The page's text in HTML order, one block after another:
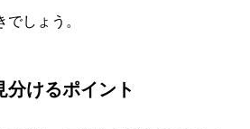
でしょう。
分けるポイント